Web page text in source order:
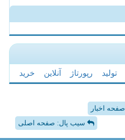
تولید رپورتاژ آنلاین خرید
صفحه اخبار
سیب پال: صفحه اصلی